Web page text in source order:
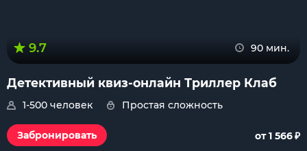
9.7 90 мин.
Детективный квиз-онлайн Триллер Клаб
1-500 человек Простая сложность
Забронировать от 1 566₽